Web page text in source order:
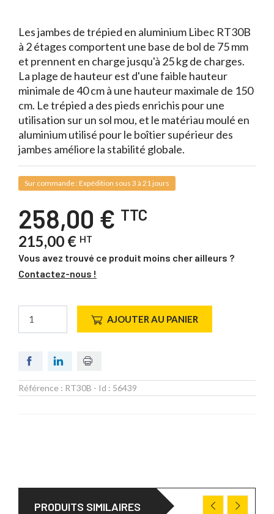
Les jambes de trépied en aluminium Libec RT30B
à 2 étages comportent une base de bol de 75 mm
et prennent en charge jusqu'à 25 kg de charges.
La plage de hauteur est d'une faible hauteur
minimale de 40 cm à une hauteur maximale de 150
cm. Le trépied a des pieds enrichis pour une
utilisation sur un sol mou, et le matériau moulé en
aluminium utilisé pour le boîtier supérieur des
jambes améliore la stabilité globale.
Sur commande : Expédition sous 3 à 21 jours
258,00 € TTC
215,00 € HT
Vous avez trouvé ce produit moins cher ailleurs ?
Contactez-nous !
AJOUTER AU PANIER
Référence : RT30B - Id : 56439
PRODUITS SIMILAIRES